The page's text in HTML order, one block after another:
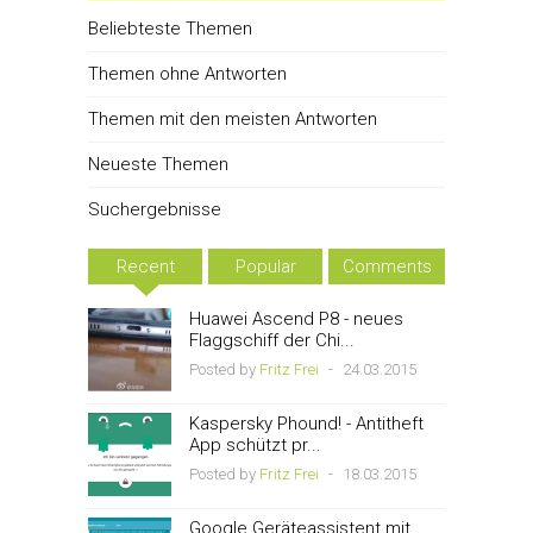
Beliebteste Themen
Themen ohne Antworten
Themen mit den meisten Antworten
Neueste Themen
Suchergebnisse
Recent Popular Comments
Huawei Ascend P8 - neues
Flaggschiff der Chi...
Posted by Fritz Frei - 24.03.2015
Kaspersky Phound! - Antitheft
App schützt pr...
Posted by Fritz Frei - 18.03.2015
Google Geräteassistent mit